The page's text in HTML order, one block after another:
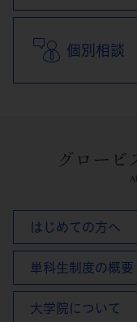
個別相談
グロービ
はじめての方へ
単科生制度の概要
大学院について